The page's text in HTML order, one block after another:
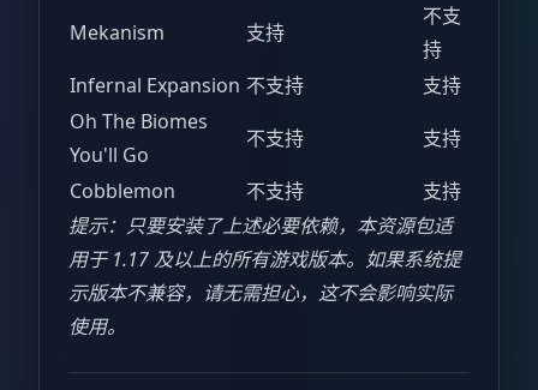
Mekanism
支持
不支
持
Infernal Expansion 不支持
支持
Oh The Biomes
You'll Go
不支持
支持
Cobblemon
不支持
支持
提示：只要安装了上述必要依赖，本资源包适
用于 1.17 及以上的所有游戏版本。如果系统提
示版本不兼容，请无需担心，这不会影响实际
使用。